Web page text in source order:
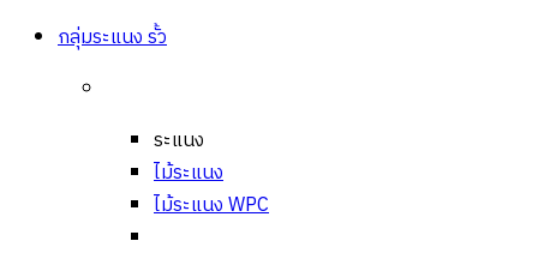
กลุ่มระแนง รั้ว
ระแนง
ไม้ระแนง
ไม้ระแนง WPC